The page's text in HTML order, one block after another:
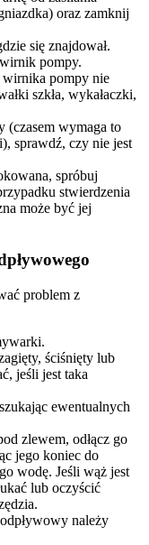
oraz zamknij
się znajdował.
pompy.
pompy nie
szkła, wykałaczki,
(czasem wymaga to
sprawdź, czy nie jest
spróbuj
stwierdzenia
może być jej
problem z
ściśnięty lub
jeśli jest taka
ewentualnych
zlewem, odłącz go
jego koniec do
wodę. Jeśli wąż jest
lub oczyścić
należy